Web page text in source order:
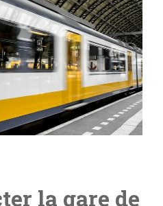
la gare de